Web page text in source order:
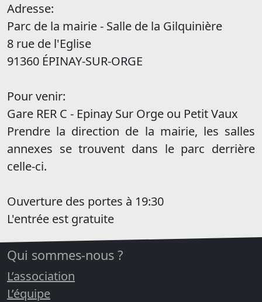
Adresse:
Parc de la mairie - Salle de la Gilquinière
8 rue de l'Eglise
91360 ÉPINAY-SUR-ORGE
Pour venir:
Gare RER C - Epinay Sur Orge ou Petit Vaux
Prendre la direction de la mairie, les salles
annexes se trouvent dans le parc derrière
celle-ci.
Ouverture des portes à 19:30
L'entrée est gratuite
Qui sommes-nous ?
L’association
L’équipe